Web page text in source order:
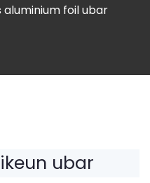
aluminium foil ubar
ubar